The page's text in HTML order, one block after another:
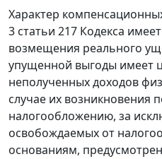
Характер
3 статьи 217 Кодекса
возмещения реального
упущенной выгоды имеет
неполученных доходов
случае их возникновения
налогообложению, за
освобождаемых от
основаниям,